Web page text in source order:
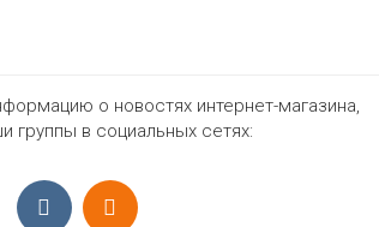
о новостях интернет-магазина,
группы в социальных сетях: